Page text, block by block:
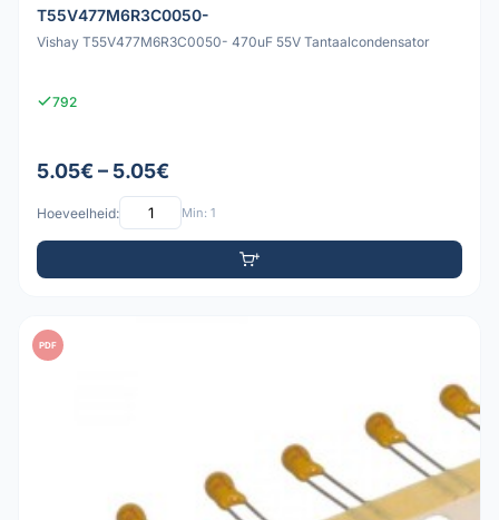
T55V477M6R3C0050-
Vishay T55V477M6R3C0050- 470uF 55V Tantaalcondensator
792
5.05€ – 5.05€
Hoeveelheid: Min: 1
PDF